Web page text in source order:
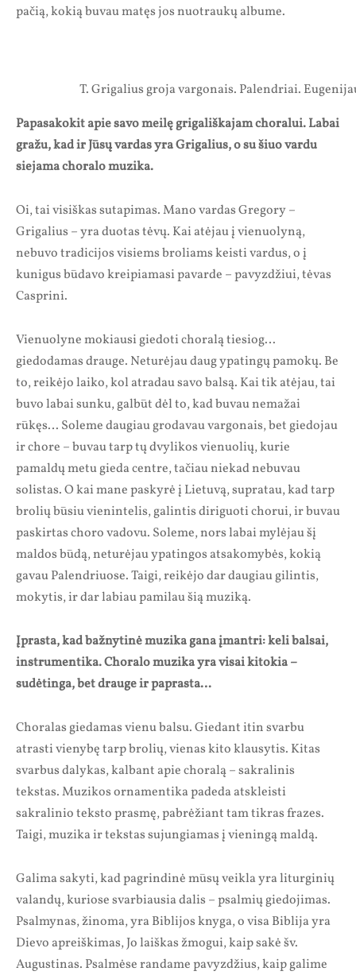
pačią, kokią buvau matęs jos nuotraukų albume.
T. Grigalius groja vargonais. Palendriai.
Papasakokit apie savo meilę grigališkajam choralui. Labai
gražu, kad ir Jūsų vardas yra Grigalius, o su šiuo vardu
siejama choralo muzika.
Oi, tai visiškas sutapimas. Mano vardas Gregory –
Grigalius – yra duotas tėvų. Kai atėjau į vienuolyną,
nebuvo tradicijos visiems broliams keisti vardus, o į
kunigus būdavo kreipiamasi pavarde – pavyzdžiui, tėvas
Casprini.
Vienuolyne mokiausi giedoti choralą tiesiog…
giedodamas drauge. Neturėjau daug ypatingų pamokų. Be
to, reikėjo laiko, kol atradau savo balsą. Kai tik atėjau, tai
buvo labai sunku, galbūt dėl to, kad buvau nemažai
rūkęs… Soleme daugiau grodavau vargonais, bet giedojau
ir chore – buvau tarp tų dvylikos vienuolių, kurie
pamaldų metu gieda centre, tačiau niekad nebuvau
solistas. O kai mane paskyrė į Lietuvą, supratau, kad tarp
brolių būsiu vienintelis, galintis diriguoti chorui, ir buvau
paskirtas choro vadovu. Soleme, nors labai mylėjau šį
maldos būdą, neturėjau ypatingos atsakomybės, kokią
gavau Palendriuose. Taigi, reikėjo dar daugiau gilintis,
mokytis, ir dar labiau pamilau šią muziką.
Įprasta, kad bažnytinė muzika gana įmantri: keli balsai,
instrumentika. Choralo muzika yra visai kitokia –
sudėtinga, bet drauge ir paprasta…
Choralas giedamas vienu balsu. Giedant itin svarbu
atrasti vienybę tarp brolių, vienas kito klausytis. Kitas
svarbus dalykas, kalbant apie choralą – sakralinis
tekstas. Muzikos ornamentika padeda atskleisti
sakralinio teksto prasmę, pabrėžiant tam tikras frazes.
Taigi, muzika ir tekstas sujungiamas į vieningą maldą.
Galima sakyti, kad pagrindinė mūsų veikla yra liturginių
valandų, kuriose svarbiausia dalis – psalmių giedojimas.
Psalmynas, žinoma, yra Biblijos knyga, o visa Biblija yra
Dievo apreiškimas, Jo laiškas žmogui, kaip sakė šv.
Augustinas. Psalmėse randame pavyzdžius, kaip galime